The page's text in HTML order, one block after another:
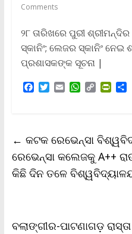
Comments
୨୮ ତାରିଖରେ ପୁରୀ
ସ୍କାନିଂ; ଲେଜର ସ୍କାନିଂ
ପ୍ରଶାସକଙ୍କ ସୂଚନା |
F
o
o
k
T
e
r
E
W
A
p
p
C
i
n
k
P
F
r
i
e
S
← କଟକ ରେଭେନ୍ସା
ରେଭେନ୍ସା କଲେଜକୁ A++
କିଛି ଦିନ ତଳେ
ବଲାଙ୍ଗୀର-ପାଟଣାଗଡ଼